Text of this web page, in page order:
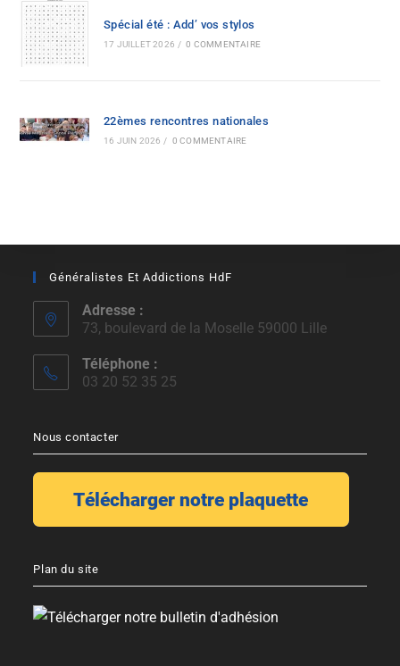
Spécial été : Add’ vos stylos
17 JUILLET 2026 / 0 COMMENTAIRE
22èmes rencontres nationales
16 JUIN 2026 / 0 COMMENTAIRE
Généralistes Et Addictions HdF
Adresse :
73, boulevard de la Moselle 59000 Lille
Téléphone :
03 20 52 35 25
Nous contacter
Plan du site